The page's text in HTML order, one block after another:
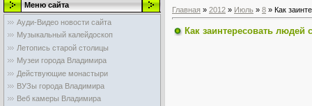
Меню сайта
Ауди-Видео новости сайта
Музыкальный калейдоскоп
Летопись старой столицы
Музеи города Владимира
Действующие монастыри
ВУЗы города Владимира
Веб камеры Владимира
Главная » 2012 » Июль » 8 » Как
Как заинтересовать